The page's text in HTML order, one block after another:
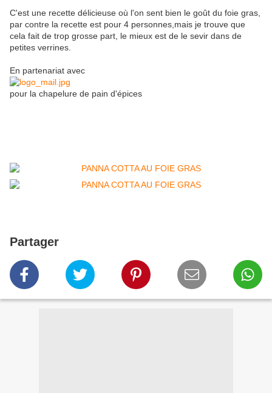
C'est une recette délicieuse où l'on sent bien le goût du foie gras,
par contre la recette est pour 4 personnes,mais je trouve que
cela fait de trop grosse part, le mieux est de le sevir dans de
petites verrines.
En partenariat avec
pour la chapelure de pain d'épices
Partager